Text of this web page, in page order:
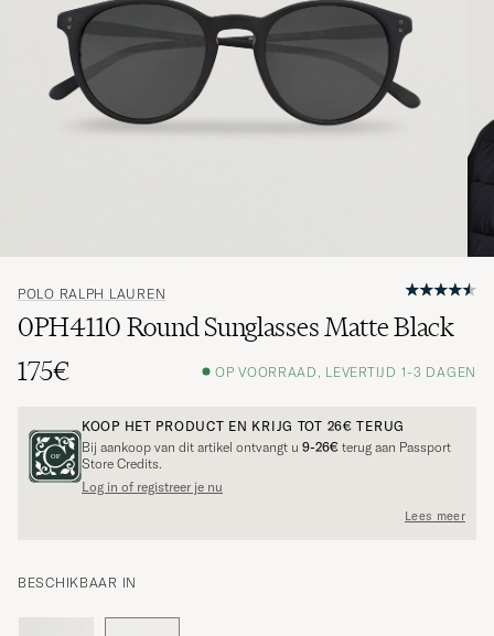
POLO RALPH LAUREN
0PH4110 Round Sunglasses Matte Black
175€
OP VOORRAAD, LEVERTIJD 1-3 DAGEN
KOOP HET PRODUCT EN KRIJG TOT 26€ TERUG
Bij aankoop van dit artikel ontvangt u 9-26€ terug aan Passport
Store Credits.
Log in of registreer je nu
Lees meer
BESCHIKBAAR IN